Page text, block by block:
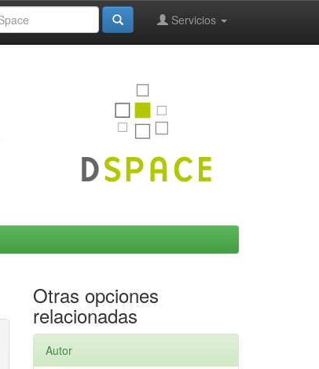
Servicios
Otras opciones
relacionadas
Autor